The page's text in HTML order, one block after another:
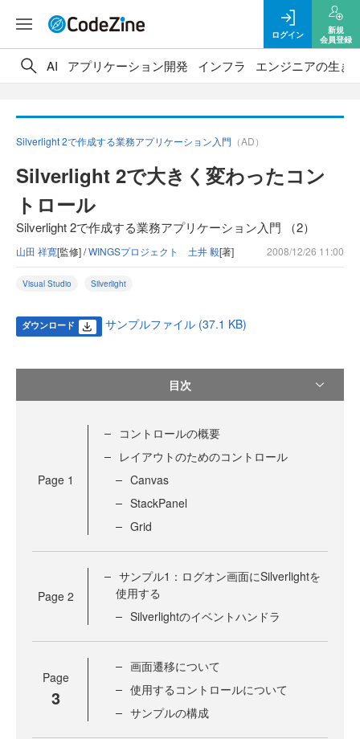
ログイン
新規
会員登録
AI アプリケーション開発 インフラ エンジニアの生き
Silverlight 2で作成する業務アプリケーション入門 （AD）
Silverlight 2で大きく変わったコン
トロール
Silverlight 2で作成する業務アプリケーション入門 （2）
山田 祥寛[監修] /WINGSプロジェクト 土井 毅[著] 2008/12/26 11:00
Visual Studio Silverlight
ダウンロード サンプルファイル (37.1 KB)
目次
Page 1
コントロールの概要
レイアウトのためのコントロール
Canvas
StackPanel
Grid
Page 2
サンプル1：ログオン画面にSilverlightを
使用する
Silverlightのイベントハンドラ
Page
3
画面遷移について
使用するコントロールについて
サンプルの構成